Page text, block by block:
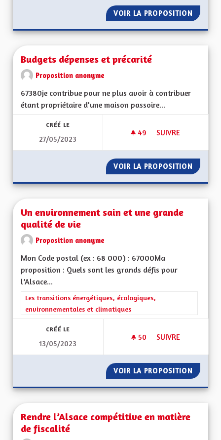
VOIR LA PROPOSITION
Budgets dépenses et précarité
Proposition anonyme
67380je contribue pour ne plus avoir à contribuer
étant propriétaire d'une maison passoire...
CRÉÉ LE
27/05/2023
49 49 ABONNÉS
SUIVRE
VOIR LA PROPOSITION
Un environnement sain et une grande
qualité de vie
Proposition anonyme
Mon Code postal (ex : 68 000) : 67000Ma
proposition : Quels sont les grands défis pour
l’Alsace...
Filtrer les résultats de la catégorie : Les transitions
Les transitions énergétiques, écologiques,
environnementales et climatiques
CRÉÉ LE
13/05/2023
50 50 ABONNÉS
SUIVRE
VOIR LA PROPOSITION UN
Rendre l’Alsace compétitive en matière
de fiscalité